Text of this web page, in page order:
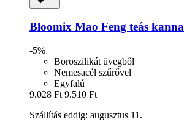
Bloomix Mao Feng teás kanna
-5%
Boroszilikát üvegből
Nemesacél szűrővel
Egyfalú
9.028 Ft 9.510 Ft
Szállítás eddig: augusztus 11.